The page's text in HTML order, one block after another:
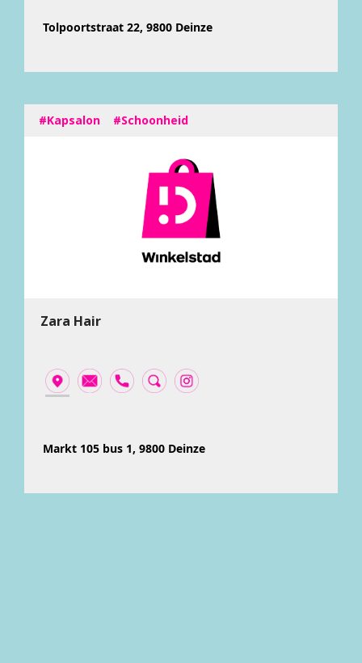
Tolpoortstraat 22, 9800 Deinze
#Kapsalon #Schoonheid
Zara Hair
Markt 105 bus 1, 9800 Deinze